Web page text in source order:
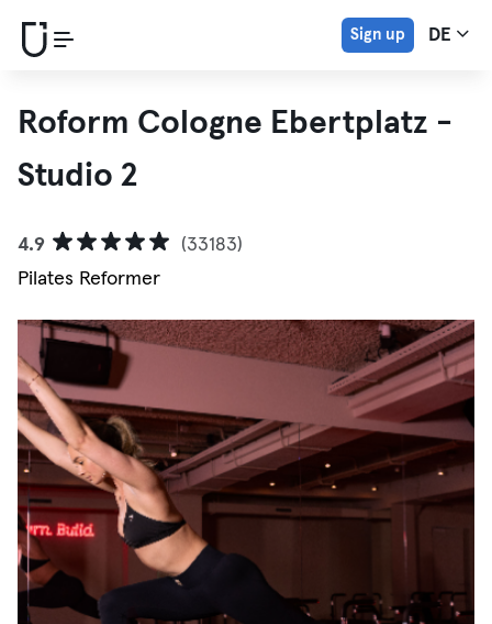
Sign up DE
Roform Cologne Ebertplatz -
Studio 2
4.9
(33183)
Pilates Reformer